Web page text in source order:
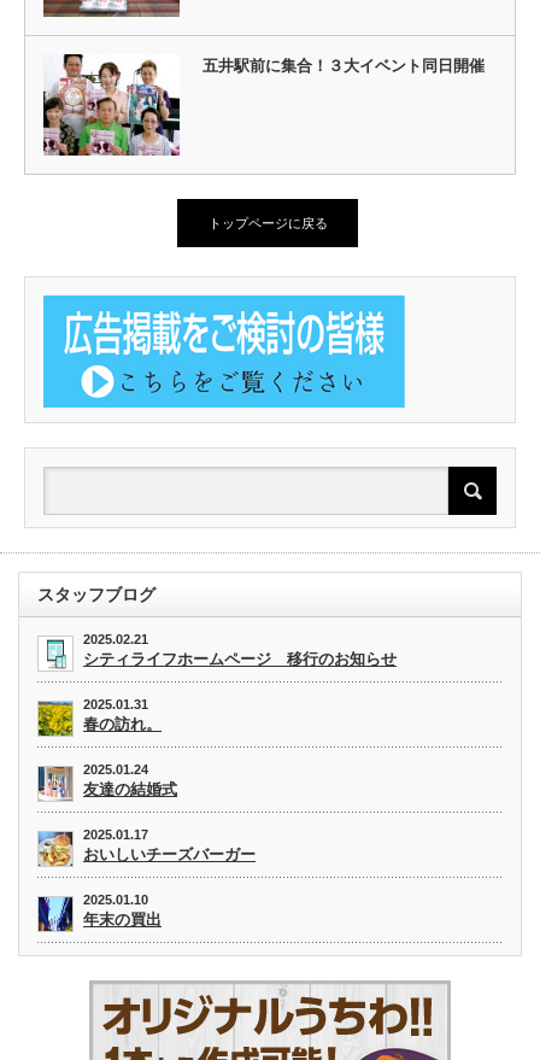
五井駅前に集合！３大イベント同日開催
トップページに戻る
スタッフブログ
2025.02.21
シティライフホームページ 移行のお知らせ
2025.01.31
春の訪れ。
2025.01.24
友達の結婚式
2025.01.17
おいしいチーズバーガー
2025.01.10
年末の買出